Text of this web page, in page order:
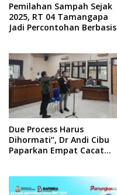
Pemilahan Sampah Sejak
2025, RT 04 Tamangapa
Jadi Percontohan Berbasis
Due Process Harus
Dihormati”, Dr Andi Cibu
Paparkan Empat Cacat